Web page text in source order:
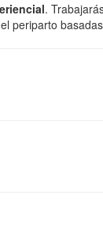
.
periparto